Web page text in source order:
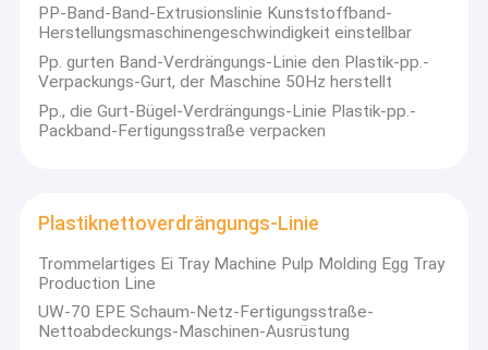
PP-Band-Band-Extrusionslinie Kunststoffband-
Herstellungsmaschinengeschwindigkeit einstellbar
Pp. gurten Band-Verdrängungs-Linie den Plastik-pp.-
Verpackungs-Gurt, der Maschine 50Hz herstellt
Pp., die Gurt-Bügel-Verdrängungs-Linie Plastik-pp.-
Packband-Fertigungsstraße verpacken
Plastiknettoverdrängungs-Linie
Trommelartiges Ei Tray Machine Pulp Molding Egg Tray
Production Line
UW-70 EPE Schaum-Netz-Fertigungsstraße-
Nettoabdeckungs-Maschinen-Ausrüstung